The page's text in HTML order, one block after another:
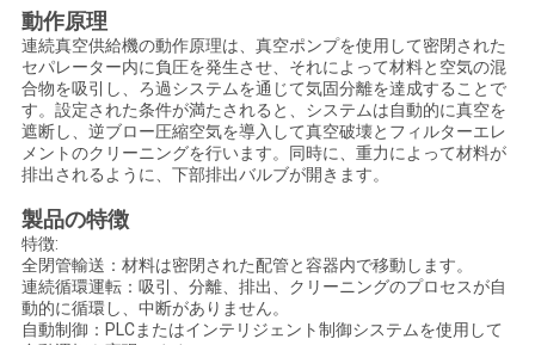
さ
い
引
用
を
要
動作原理
連続真空供給機の動作原理は、真空ポンプを使用して密閉された
セパレーター内に負圧を発生させ、それによって材料と空気の混
合物を吸引し、ろ過システムを通じて気固分離を達成することで
す。設定された条件が満たされると、システムは自動的に真空を
遮断し、逆ブロー圧縮空気を導入して真空破壊とフィルターエレ
メントのクリーニングを行います。同時に、重力によって材料が
排出されるように、下部排出バルブが開きます。
製品の特徴
特徴:
全閉管輸送：材料は密閉された配管と容器内で移動します。
連続循環運転：吸引、分離、排出、クリーニングのプロセスが自
動的に循環し、中断がありません。
自動制御：PLCまたはインテリジェント制御システムを使用して